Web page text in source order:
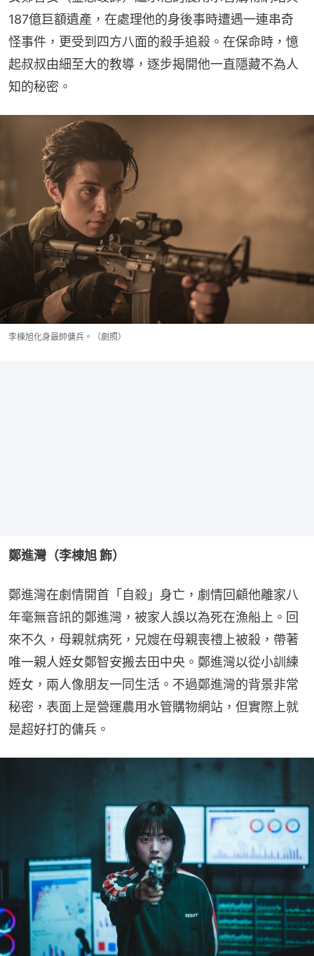
187億巨額遺產，在處理他的身後事時遭遇一連串奇
怪事件，更受到四方八面的殺手追殺。在保命時，憶
起叔叔由細至大的教導，逐步揭開他一直隱藏不為人
知的秘密。
李棟旭化身最帥傭兵。（劇照）
鄭進灣（李棟旭 飾）
鄭進灣在劇情開首「自殺」身亡，劇情回顧他離家八
年毫無音訊的鄭進灣，被家人誤以為死在漁船上。回
來不久，母親就病死，兄嫂在母親喪禮上被殺，帶著
唯一親人姪女鄭智安搬去田中央。鄭進灣以從小訓練
姪女，兩人像朋友一同生活。不過鄭進灣的背景非常
秘密，表面上是營運農用水管購物網站，但實際上就
是超好打的傭兵。